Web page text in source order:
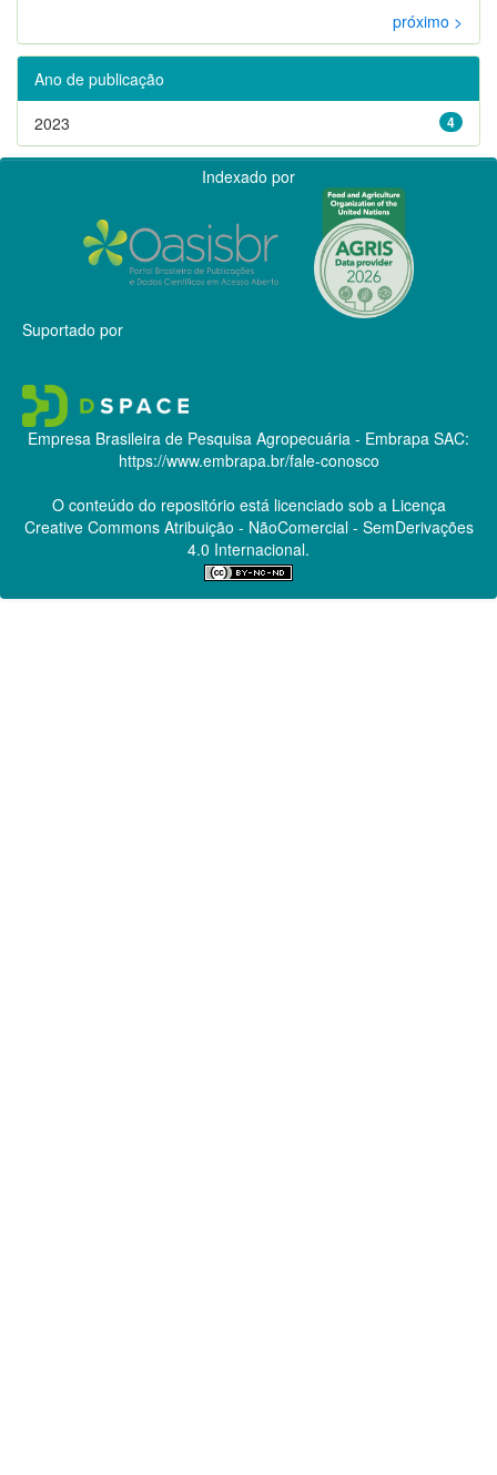
próximo >
Ano de publicação
4
2023
Indexado por
Suportado por
Empresa Brasileira de Pesquisa Agropecuária - Embrapa SAC:
https://www.embrapa.br/fale-conosco
O conteúdo do repositório está licenciado sob a Licença
Creative CommonsAtribuição - NãoComercial - SemDerivações
4.0 Internacional.